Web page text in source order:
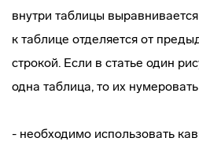
внутри таблицы
к таблице отделяется от
строкой. Если в статье один
одна таблица, то их
- необходимо использовать